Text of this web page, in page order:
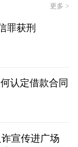
更多 >
罪获刑
认定借款合同
宣传进广场